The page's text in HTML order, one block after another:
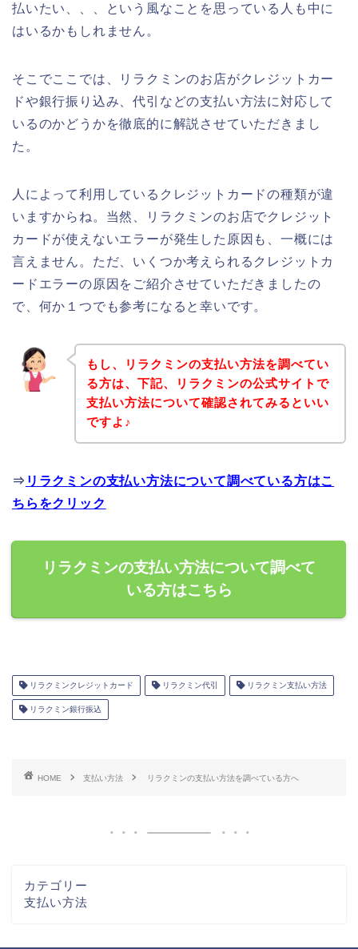
払いたい、、、という風なことを思っている人も中に
はいるかもしれません。
そこでここでは、リラクミンのお店がクレジットカー
ドや銀行振り込み、代引などの支払い方法に対応して
いるのかどうかを徹底的に解説させていただきまし
た。
人によって利用しているクレジットカードの種類が違
いますからね。当然、リラクミンのお店でクレジット
カードが使えないエラーが発生した原因も、一概には
言えません。ただ、いくつか考えられるクレジットカ
ードエラーの原因をご紹介させていただきましたの
で、何か１つでも参考になると幸いです。
もし、リラクミンの支払い方法を調べてい
る方は、下記、リラクミンの公式サイトで
支払い方法について確認されてみるといい
ですよ♪
⇒ リラクミンの支払い方法について調べている方はこ
ちらをクリック
リラクミンの支払い方法について調べて
いる方はこちら
リラクミンクレジットカード リラクミン代引 リラクミン支払い方法
リラクミン銀行振込
HOME 支払い方法 リラクミンの支払い方法を調べている方へ
カテゴリー
支払い方法